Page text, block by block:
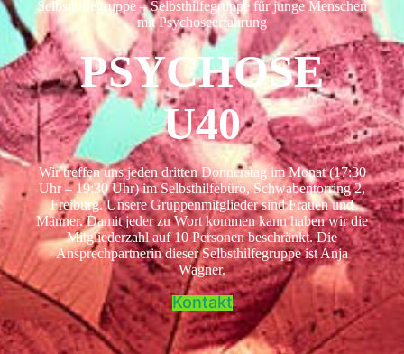
Selbsthilfegruppe – Selbsthilfegruppe für junge Menschen
mit Psychoseerfahrung
PSYCHOSE
U40
Wir treffen uns jeden dritten Donnerstag im Monat (17:30
Uhr – 19:30 Uhr) im Selbsthilfebüro, Schwabentorring 2,
Freiburg. Unsere Gruppenmitglieder sind Frauen und
Männer. Damit jeder zu Wort kommen kann haben wir die
Mitgliederzahl auf 10 Personen beschränkt. Die
Ansprechpartnerin dieser Selbsthilfegruppe ist Anja
Wagner.
Kontakt